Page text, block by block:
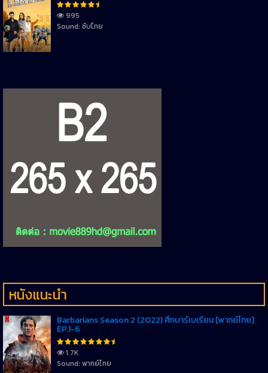
995
Sound: ซับไทย
หนังแนะนำ
Barbarians Season 2 (2022) ศึกบาร์เบเรียน [พากย์ไทย]
EP.1-6
1.7K
Sound: พากย์ไทย